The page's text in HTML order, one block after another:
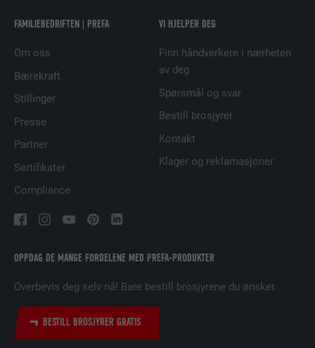
OPPDAG DE MANGE FORDELENE MED PREFA-PRODUKTER
Overbevis deg selv nå! Bare bestill brosjyrene du ønsker.
BESTILL BROSJYRER GRATIS
FAMILIEBEDRIFTEN | PREFA
Om oss
Bærekraft
Stillinger
Presse
Partner
Sertifikater
Compliance
VI HJELPER DEG
Finn håndverkere i nærheten
av deg
Spørsmål og svar
Bestill brosjyrer
Kontakt
Klager og reklamasjoner
FORMÅL
Brukes for å sikre at det riktige SameSite-
attributet er tilgjengelig for alle
informasjonskapslene i denne nettleseren
TILBYDER
FORLØP 1 dag
FORMÅL
Brukt av SoMe-tjenesten LinkedIn for å
NAVN lissc